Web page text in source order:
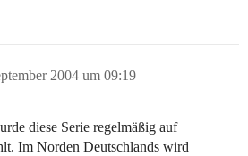
2004 um 09:19
diese Serie regelmäßig auf
Im Norden Deutschlands wird